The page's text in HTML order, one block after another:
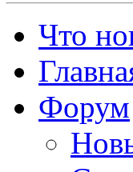
Что
Форум